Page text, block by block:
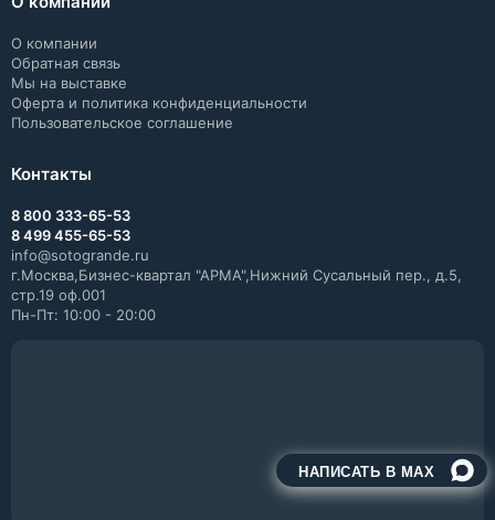
НАПИСАТЬ В MAX
О компании
Обратная связь
Мы на выставке
Оферта и политика конфиденциальности
Пользовательское соглашение
Контакты
8 800 333-65-53
8 499 455-65-53
info@sotogrande.ru
г.Москва,Бизнес-квартал "АРМА",Нижний Сусальный пер., д.5,
стр.19 оф.001
Пн-Пт: 10:00 - 20:00